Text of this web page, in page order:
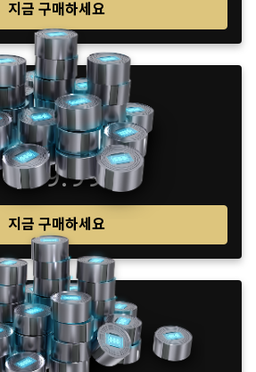
지금 구매하세요
1025
$49.99
지금 구매하세요
2200